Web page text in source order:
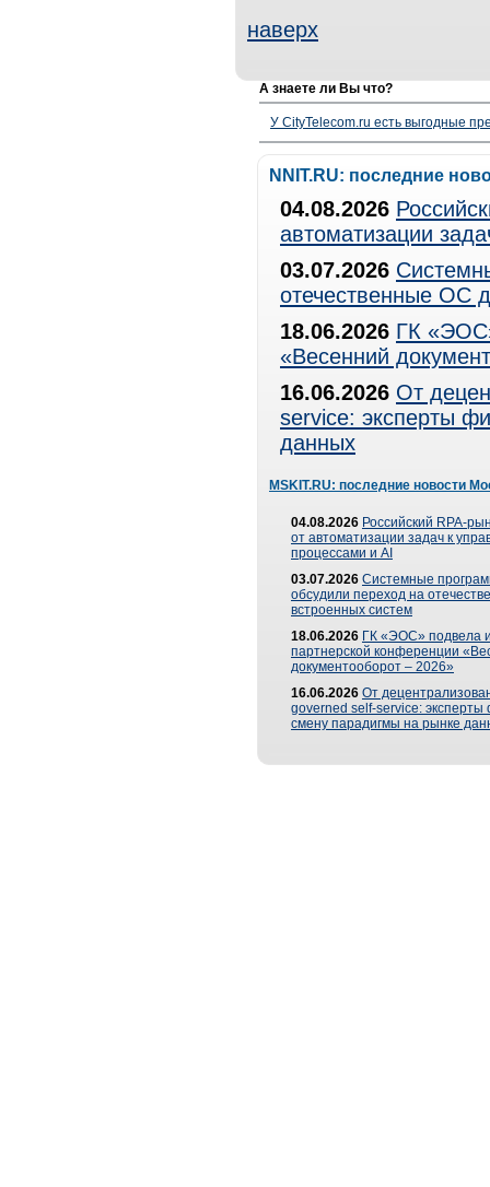
наверх
А знаете ли Вы что?
У CityTelecom.ru есть выгодные
NNIT.RU: последние
04.08.2026
автоматизации
03.07.2026
отечественные ОС
18.06.2026 ГК
«Весенний
16.06.2026 От
service: эксперты
данных
MSKIT.RU: последние новости
04.08.2026 Российский RPA-
от автоматизации задач к
процессами и AI
03.07.2026 Системные
обсудили переход на
встроенных систем
18.06.2026 ГК «ЭОС» подвела
партнерской конференции
документооборот – 2026»
16.06.2026 От
governed self-service: эксперты
смену парадигмы на рынке